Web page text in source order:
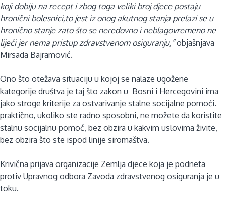
koji dobiju na recept i zbog toga veliki broj djece postaju
hronični bolesnici,to jest iz onog akutnog stanja prelazi se u
hronično stanje zato što se neredovno i neblagovremeno ne
liječi jer nema pristup zdravstvenom osiguranju,“objašnjava
Mirsada Bajramović.
Ono što otežava situaciju u kojoj se nalaze ugožene
kategorije društva je taj što zakon u Bosni i Hercegovini ima
jako stroge kriterije za ostvarivanje stalne socijalne pomoći.
praktično, ukoliko ste radno sposobni, ne možete da koristite
stalnu socijalnu pomoć, bez obzira u kakvim uslovima živite,
bez obzira što ste ispod linije siromaštva.
Krivična prijava organizacije Zemlja djece koja je podneta
protiv Upravnog odbora Zavoda zdravstvenog osiguranja je u
toku.